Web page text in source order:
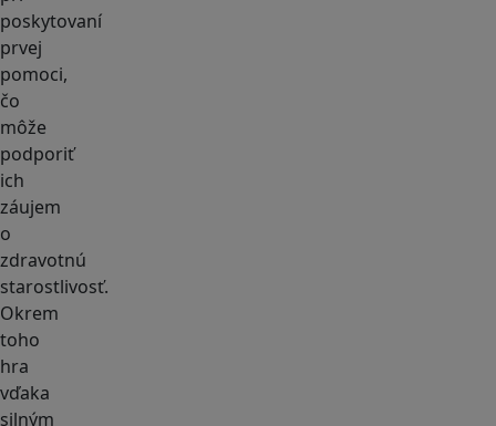
poskytovaní
prvej
pomoci,
čo
môže
podporiť
ich
záujem
o
zdravotnú
starostlivosť.
Okrem
toho
hra
vďaka
silným